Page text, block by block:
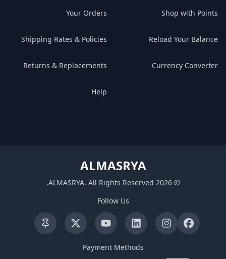
Shop with Points
Reload Your Balance
Currency Converter
Your Orders
Shipping Rates & Policies
Returns & Replacements
Help
ALMASRYA
©
2026
ALMASRYA. All Rights Reserved
.
Follow Us
Payment Methods